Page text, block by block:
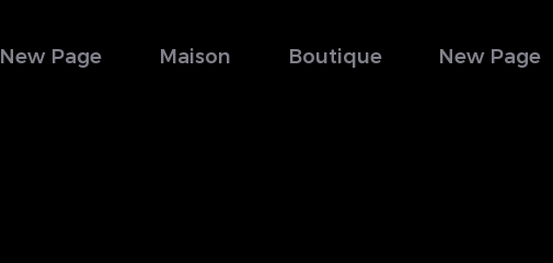
New Page Maison Boutique New Page